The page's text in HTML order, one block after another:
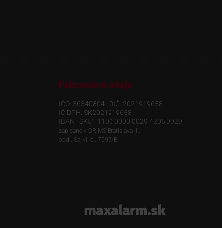
Fakturačné údaje
IČO: 36340804 | DIČ: 2021919658
IČ DPH: SK2021919658
IBAN : SK51 1100 0000 0029 4205 9929
zapísané v OR MS Bratislava III,
odd.: Sa, vl. č.: 7597/B
www.maxalarm.sk